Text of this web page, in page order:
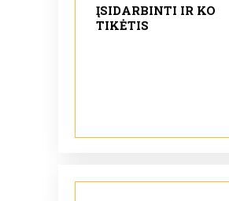
ĮSIDARBINTI IR KO
TIKĖTIS